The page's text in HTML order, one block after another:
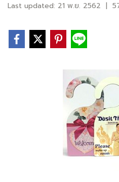
Last updated: 21 พ.ย. 2562 |